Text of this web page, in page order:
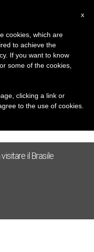
2007
il Brasile
x
cookies, which are
to achieve the
If you want to know
some of the cookies,
clicking a link or
to the use of cookies.